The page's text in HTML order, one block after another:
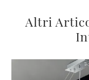
Altri